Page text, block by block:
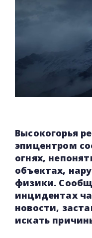
Высокогорья
эпицентром
огнях,
объектах,
физики.
инцидентах
новости,
искать